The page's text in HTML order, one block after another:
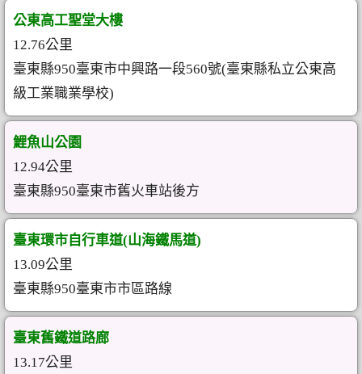
公東高工聖堂大樓
12.76公里
臺東縣950臺東市中興路一段560號(臺東縣私立公東高
級工業職業學校)
鯉魚山公園
12.94公里
臺東縣950臺東市舊火車站後方
臺東環市自行車道(山海鐵馬道)
13.09公里
臺東縣950臺東市市區路線
臺東舊鐵道路廊
13.17公里